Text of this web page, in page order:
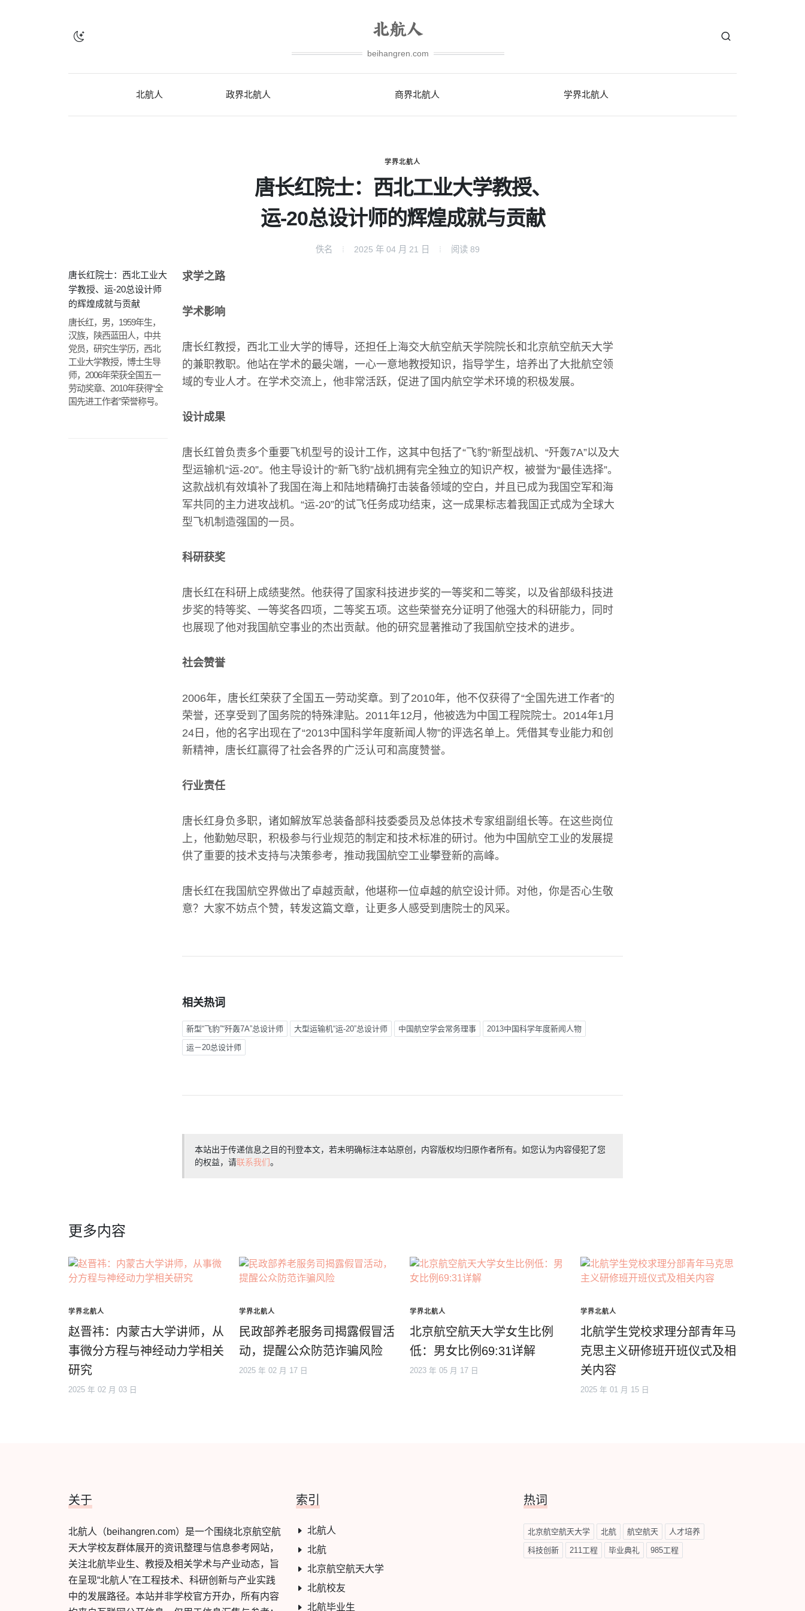
beihangren.com
北航人 政界北航人 商界北航人 学界北航人
学界北航人
唐长红院士：西北工业大学教授、
运-20总设计师的辉煌成就与贡献
佚名 2025 年 04 月 21 日 阅读 89
唐长红院士：西北工业大
学教授、运-20总设计师
的辉煌成就与贡献
唐长红，男，1959年生，
汉族，陕西蓝田人，中共
党员，研究生学历，西北
工业大学教授，博士生导
师，2006年荣获全国五一
劳动奖章、2010年获得“全
国先进工作者”荣誉称号。
求学之路
学术影响
唐长红教授，西北工业大学的博导，还担任上海交大航空航天学院院长和北京航空航天大学
的兼职教职。他站在学术的最尖端，一心一意地教授知识，指导学生，培养出了大批航空领
域的专业人才。在学术交流上，他非常活跃，促进了国内航空学术环境的积极发展。
设计成果
唐长红曾负责多个重要飞机型号的设计工作，这其中包括了“飞豹”新型战机、“歼轰7A”以及大
型运输机“运-20”。他主导设计的“新飞豹”战机拥有完全独立的知识产权，被誉为“最佳选择”。
这款战机有效填补了我国在海上和陆地精确打击装备领域的空白，并且已成为我国空军和海
军共同的主力进攻战机。“运-20”的试飞任务成功结束，这一成果标志着我国正式成为全球大
型飞机制造强国的一员。
科研获奖
唐长红在科研上成绩斐然。他获得了国家科技进步奖的一等奖和二等奖，以及省部级科技进
步奖的特等奖、一等奖各四项，二等奖五项。这些荣誉充分证明了他强大的科研能力，同时
也展现了他对我国航空事业的杰出贡献。他的研究显著推动了我国航空技术的进步。
社会赞誉
2006年，唐长红荣获了全国五一劳动奖章。到了2010年，他不仅获得了“全国先进工作者”的
荣誉，还享受到了国务院的特殊津贴。2011年12月，他被选为中国工程院院士。2014年1月
24日，他的名字出现在了“2013中国科学年度新闻人物”的评选名单上。凭借其专业能力和创
新精神，唐长红赢得了社会各界的广泛认可和高度赞誉。
行业责任
唐长红身负多职，诸如解放军总装备部科技委委员及总体技术专家组副组长等。在这些岗位
上，他勤勉尽职，积极参与行业规范的制定和技术标准的研讨。他为中国航空工业的发展提
供了重要的技术支持与决策参考，推动我国航空工业攀登新的高峰。
唐长红在我国航空界做出了卓越贡献，他堪称一位卓越的航空设计师。对他，你是否心生敬
意？大家不妨点个赞，转发这篇文章，让更多人感受到唐院士的风采。
相关热词
新型“飞豹”“歼轰7A”总设计师 大型运输机“运-20”总设计师 中国航空学会常务理事 2013中国科学年度新闻人物
运－20总设计师
本站出于传递信息之目的刊登本文，若未明确标注本站原创，内容版权均归原作者所有。如您认为内容侵犯了您
的权益，请联系我们。
更多内容
学界北航人
赵晋祎：内蒙古大学讲师，从
事微分方程与神经动力学相关
研究
2025 年 02 月 03 日
学界北航人
民政部养老服务司揭露假冒活
动，提醒公众防范诈骗风险
2025 年 02 月 17 日
学界北航人
北京航空航天大学女生比例
低：男女比例69:31详解
2023 年 05 月 17 日
学界北航人
北航学生党校求理分部青年马
克思主义研修班开班仪式及相
关内容
2025 年 01 月 15 日
关于
北航人（beihangren.com）是一个围绕北京航空航
天大学校友群体展开的资讯整理与信息参考网站，
关注北航毕业生、教授及相关学术与产业动态，旨
在呈现“北航人”在工程技术、科研创新与产业实践
中的发展路径。本站并非学校官方开办，所有内容
索引
北航人
北航
北京航空航天大学
北航校友
北航毕业生
热词
北京航空航天大学 北航 航空航天 人才培养
科技创新 211工程 毕业典礼 985工程